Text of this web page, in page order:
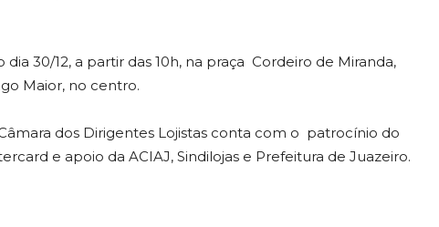
30/12, a partir das 10h, na praça Cordeiro de Miranda,
Maior, no centro.
dos Dirigentes Lojistas conta com o patrocínio do
e apoio da ACIAJ, Sindilojas e Prefeitura de Juazeiro.